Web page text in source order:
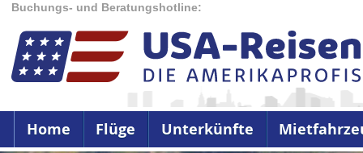
Buchungs- und Beratungshotline:
Home Flüge Unterkünfte